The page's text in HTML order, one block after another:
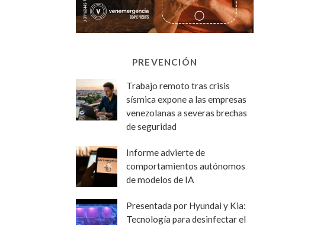
PREVENCIÓN
Trabajo remoto tras crisis
sísmica expone a las empresas
venezolanas a severas brechas
de seguridad
Informe advierte de
comportamientos autónomos
de modelos de IA
Presentada por Hyundai y Kia:
Tecnología para desinfectar el